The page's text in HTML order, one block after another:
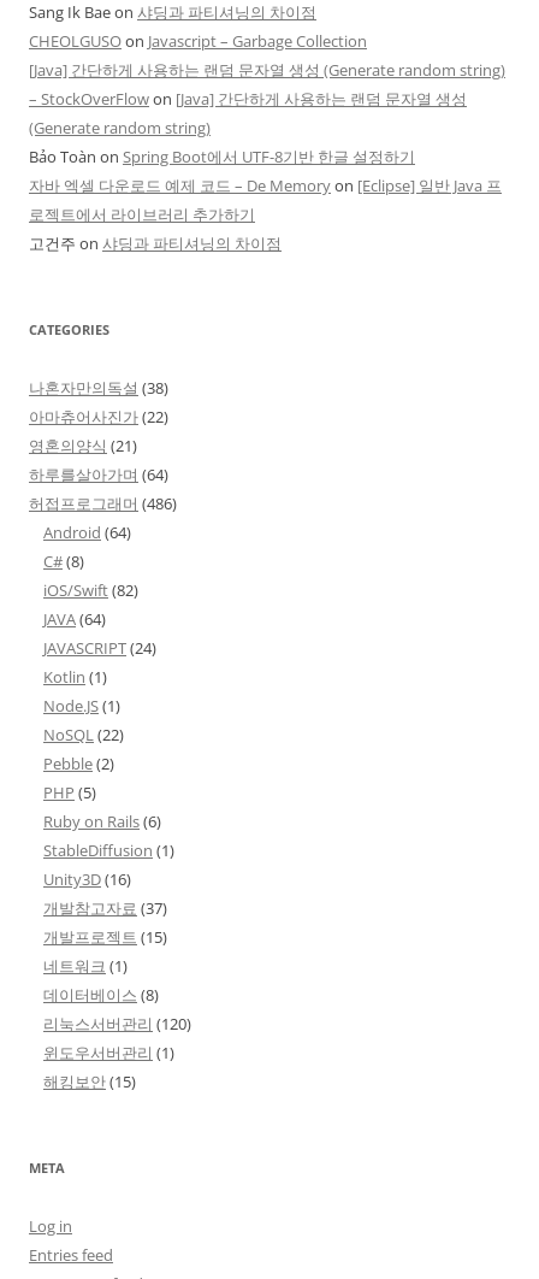
Sang Ik Baeon 샤딩과 파티셔닝의 차이점
CHEOLGUSOon Javascript – Garbage Collection
[Java] 간단하게 사용하는 랜덤 문자열 생성 (Generate random string)
– StockOverFlowon [Java] 간단하게 사용하는 랜덤 문자열 생성
(Generate random string)
Bảo Toàn on Spring Boot에서 UTF-8기반 한글 설정하기
자바 엑셀 다운로드 예제 코드 – De Memoryon [Eclipse] 일반 Java 프
로젝트에서 라이브러리 추가하기
고건주 on 샤딩과 파티셔닝의 차이점
CATEGORIES
나혼자만의독설 (38)
아마츄어사진가(22)
영혼의양식 (21)
하루를살아가며 (64)
허접프로그래머 (486)
Android (64)
C#(8)
iOS/Swift(82)
JAVA(64)
JAVASCRIPT(24)
Kotlin (1)
Node.JS(1)
NoSQL(22)
Pebble(2)
PHP (5)
Ruby on Rails(6)
StableDiffusion (1)
Unity3D(16)
개발참고자료 (37)
개발프로젝트 (15)
네트워크 (1)
데이터베이스 (8)
리눅스서버관리 (120)
윈도우서버관리 (1)
해킹보안(15)
META
Log in
Entries feed